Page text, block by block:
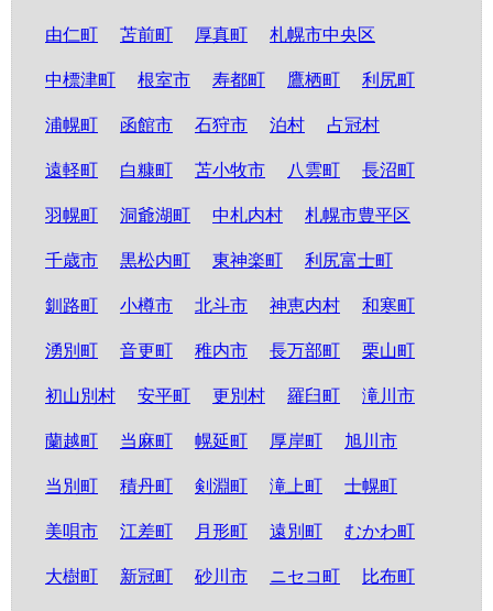
由仁町 苫前町 厚真町 札幌市中央区
中標津町 根室市 寿都町 鷹栖町 利尻町
浦幌町 函館市 石狩市 泊村 占冠村
遠軽町 白糠町 苫小牧市 八雲町 長沼町
羽幌町 洞爺湖町 中札内村 札幌市豊平区
千歳市 黒松内町 東神楽町 利尻富士町
釧路町 小樽市 北斗市 神恵内村 和寒町
湧別町 音更町 稚内市 長万部町 栗山町
初山別村 安平町 更別村 羅臼町 滝川市
蘭越町 当麻町 幌延町 厚岸町 旭川市
当別町 積丹町 剣淵町 滝上町 士幌町
美唄市 江差町 月形町 遠別町 むかわ町
大樹町 新冠町 砂川市 ニセコ町 比布町